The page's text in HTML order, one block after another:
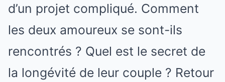
d’un projet compliqué. Comment
les deux amoureux se sont-ils
rencontrés ? Quel est le secret de
la longévité de leur couple ? Retour